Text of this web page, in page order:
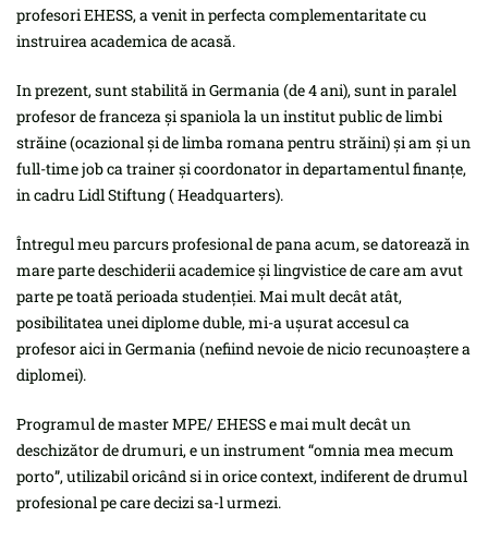
profesori EHESS, a venit in perfecta complementaritate cu
instruirea academica de acasă.
In prezent, sunt stabilită in Germania (de 4 ani), sunt in paralel
profesor de franceza și spaniola la un institut public de limbi
străine (ocazional și de limba romana pentru străini) și am și un
full-time job ca trainer și coordonator in departamentul finanțe,
in cadru Lidl Stiftung ( Headquarters).
Întregul meu parcurs profesional de pana acum, se datorează in
mare parte deschiderii academice și lingvistice de care am avut
parte pe toată perioada studenției. Mai mult decât atât,
posibilitatea unei diplome duble, mi-a ușurat accesul ca
profesor aici in Germania (nefiind nevoie de nicio recunoaștere a
diplomei).
Programul de master MPE/ EHESS e mai mult decât un
deschizător de drumuri, e un instrument “omnia mea mecum
porto”, utilizabil oricând si in orice context, indiferent de drumul
profesional pe care decizi sa-l urmezi.